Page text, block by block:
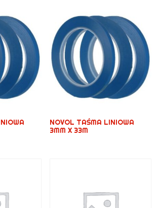
NOVOL TAŚMA LINIOWA
3MM X 33M